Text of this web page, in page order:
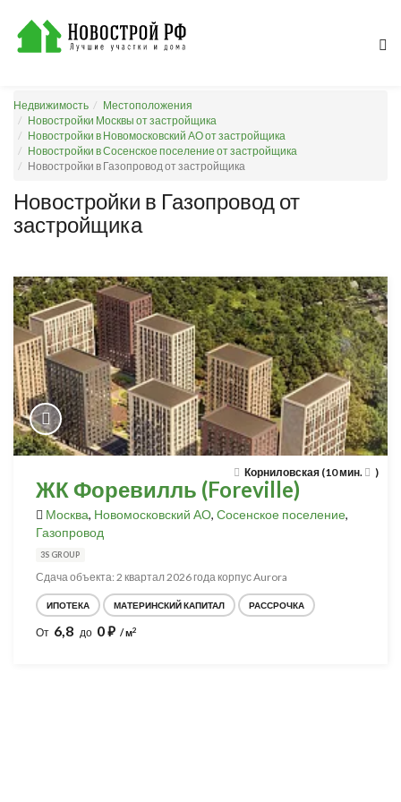
Недвижимость
Местоположения
Новостройки Москвы от застройщика
Новостройки в Новомосковский АО от застройщика
Новостройки в Сосенское поселение от застройщика
Новостройки в Газопровод от застройщика
Новостройки в Газопровод от
застройщика
Корниловская (10 мин. )
ЖК Форевилль (Foreville)
Москва, Новомосковский АО, Сосенское поселение,
Газопровод
3S GROUP
Сдача объекта: 2 квартал 2026 года корпус Aurora
ИПОТЕКА МАТЕРИНСКИЙ КАПИТАЛ РАССРОЧКА
От 6,8 до 0⃏ / м2